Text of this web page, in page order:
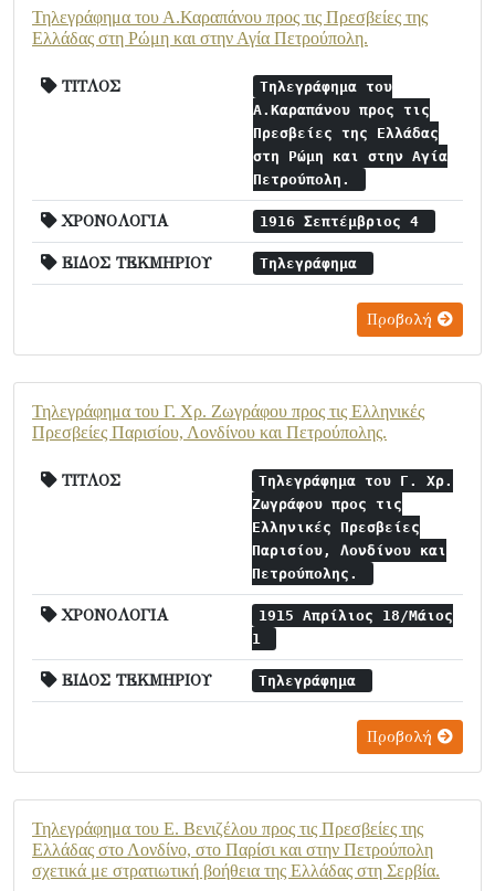
Τηλεγράφημα του Α.Καραπάνου προς τις Πρεσβείες της
Ελλάδας στη Ρώμη και στην Αγία Πετρούπολη.
ΤΙΤΛΟΣ
Τηλεγράφημα του
Α.Καραπάνου προς τις
Πρεσβείες της Ελλάδας
στη Ρώμη και στην Αγία
Πετρούπολη.
ΧΡΟΝΟΛΟΓΙΑ 1916 Σεπτέμβριος 4
ΕΙΔΟΣ ΤΕΚΜΗΡΙΟΥ Τηλεγράφημα
Προβολή
Τηλεγράφημα του Γ. Χρ. Ζωγράφου προς τις Ελληνικές
Πρεσβείες Παρισίου, Λονδίνου και Πετρούπολης.
ΤΙΤΛΟΣ
Τηλεγράφημα του Γ. Χρ.
Ζωγράφου προς τις
Ελληνικές Πρεσβείες
Παρισίου, Λονδίνου και
Πετρούπολης.
ΧΡΟΝΟΛΟΓΙΑ
1915 Απρίλιος 18/Μάιος
1
ΕΙΔΟΣ ΤΕΚΜΗΡΙΟΥ Τηλεγράφημα
Προβολή
Τηλεγράφημα του Ε. Βενιζέλου προς τις Πρεσβείες της
Ελλάδας στο Λονδίνο, στο Παρίσι και στην Πετρούπολη
σχετικά με στρατιωτική βοήθεια της Ελλάδας στη Σερβία.